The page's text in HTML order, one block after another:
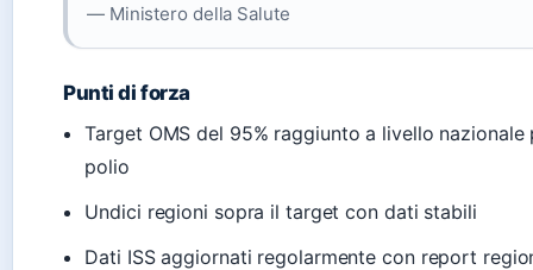
— Ministero della Salute
Punti di forza
Target OMS del 95% raggiunto a livello nazionale
polio
Undici regioni sopra il target con dati stabili
Dati ISS aggiornati regolarmente con report